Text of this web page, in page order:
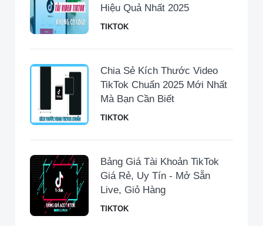
Hiệu Quả Nhất 2025
TIKTOK
Chia Sẻ Kích Thước Video
TikTok Chuẩn 2025 Mới Nhất
Mà Bạn Cần Biết
TIKTOK
Bảng Giá Tài Khoản TikTok
Giá Rẻ, Uy Tín - Mở Sẵn
Live, Giỏ Hàng
TIKTOK